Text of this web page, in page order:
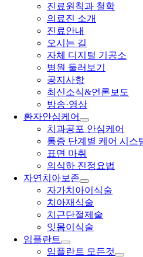
진료원칙과 철학
의료진 소개
진료안내
오시는 길
자체 디지털 기공소
병원 둘러보기
공지사항
최신소식&언론보도
방송·영상
환자안심케어
치과공포 안심케어
통증 단계별 케어 시스
표면 마취
의식하 진정요법
자연치아보존
자가치아이식술
치아재식술
치근단절제술
잇몸이식술
임플란트
임플란트 모든것